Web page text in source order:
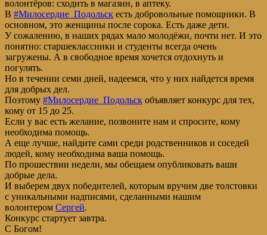
волонтёров: сходить в магазин, в аптеку.
В #Милосердие_Подольск есть добровольные помощники. В
основном, это женщины после сорока. Есть даже дети.
У сожалению, в наших рядах мало молодёжи, почти нет. И это
понятно: старшеклассники и студенты всегда очень
загружены. А в свободное время хочется отдохнуть и
погулять.
Но в течении семи дней, надеемся, что у них найдется время
для добрых дел.
Поэтому #Милосердие_Подольск объявляет конкурс для тех,
кому от 15 до 25.
Если у вас есть желание, позвоните нам и спросите, кому
необходима помощь.
А еще лучше, найдите сами среди родственников и соседей
людей, кому необходима ваша помощь.
По прошествии недели, мы обещаем опубликовать ваши
добрые дела.
И выберем двух победителей, которым вручим две толстовки
с уникальными надписями, сделанными нашим
волонтером Сергей.
Конкурс стартует завтра.
С Богом!